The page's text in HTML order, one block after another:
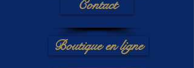
Contact
Boutique en ligne